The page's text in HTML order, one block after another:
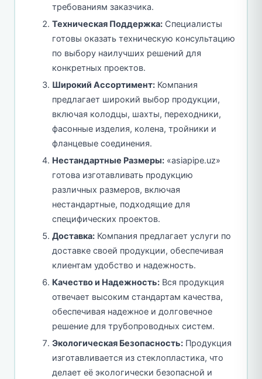
требованиям заказчика.
Техническая Поддержка: Специалисты
готовы оказать техническую консультацию
по выбору наилучших решений для
конкретных проектов.
Широкий Ассортимент: Компания
предлагает широкий выбор продукции,
включая колодцы, шахты, переходники,
фасонные изделия, колена, тройники и
фланцевые соединения.
Нестандартные Размеры: «asiapipe.uz»
готова изготавливать продукцию
различных размеров, включая
нестандартные, подходящие для
специфических проектов.
Доставка: Компания предлагает услуги по
доставке своей продукции, обеспечивая
клиентам удобство и надежность.
Качество и Надежность: Вся продукция
отвечает высоким стандартам качества,
обеспечивая надежное и долговечное
решение для трубопроводных систем.
Экологическая Безопасность: Продукция
изготавливается из стеклопластика, что
делает её экологически безопасной и